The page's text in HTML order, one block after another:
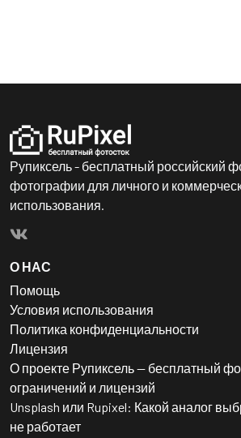
Рупиксель - бесплатный российский
фотографии для личного и
использования.
О НАС
Помощь
Условия использования
Политика конфиденциальности
Лицензия
О проекте Рупиксель — бесплатный
ограничений и лицензий
Unsplash или Rupixel: Какой аналог
не работает